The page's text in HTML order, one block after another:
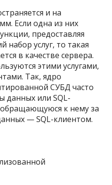
и на
Если одна из них
предоставляя
набор услуг, то такая
в качестве сервера.
этими услугами,
Так, ядро
СУБД часто
данных или SQL-
к нему за
— SQL-клиентом.